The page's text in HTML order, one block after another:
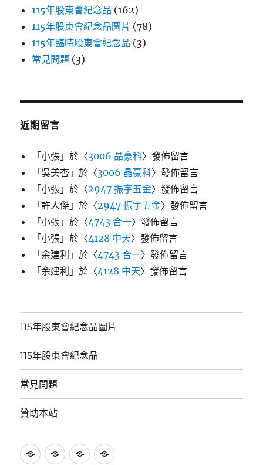
115年股東會紀念品 (162)
115年股東會紀念品圖片 (78)
115年臨時股東會紀念品 (3)
常見問題 (3)
近期留言
「小張 」於〈3006 晶豪科〉發佈留言
「吳美杏 」於〈3006 晶豪科〉發佈留言
「小張 」於〈2947 振宇五金〉發佈留言
「許人傑 」於〈2947 振宇五金〉發佈留言
「小張 」於〈4743 合一〉發佈留言
「小張 」於〈4128 中天〉發佈留言
「余建利 」於〈4743 合一〉發佈留言
「余建利 」於〈4128 中天〉發佈留言
115年股東會紀念品圖片
115年股東會紀念品
常見問題
贊助本站
115
115
常
贊